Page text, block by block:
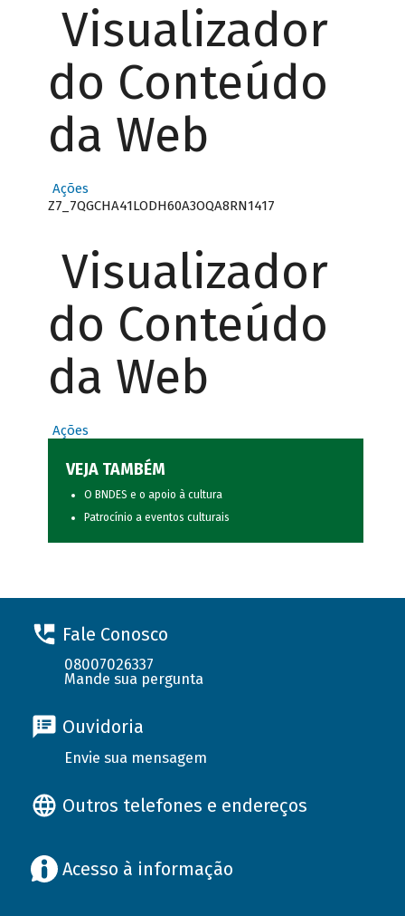
Visualizador
do Conteúdo
da Web
Ações
Z7_7QGCHA41LODH60A3OQA8RN1417
Visualizador
do Conteúdo
da Web
Ações
VEJA TAMBÉM
O BNDES e o apoio à cultura
Patrocínio a eventos culturais
Fale Conosco
08007026337
Mande sua pergunta
Ouvidoria
Envie sua mensagem
Outros telefones e endereços
Acesso à informação